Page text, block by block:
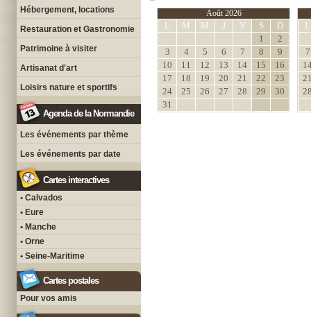
Hébergement, locations
Restauration et Gastronomie
Patrimoine à visiter
Artisanat d'art
Loisirs nature et sportifs
Agenda de la Normandie
Les événements par thème
Les événements par date
Cartes interactives
• Calvados
• Eure
• Manche
• Orne
• Seine-Maritime
Cartes postales
Pour vos amis
Août 2026
L M M J V S
D
1
2
3
4 5 6 7 8
9
10
11 12 13 14 15
16
17
18 19 20 21 22
23
24
25 26 27 28 29
30
31
L
7